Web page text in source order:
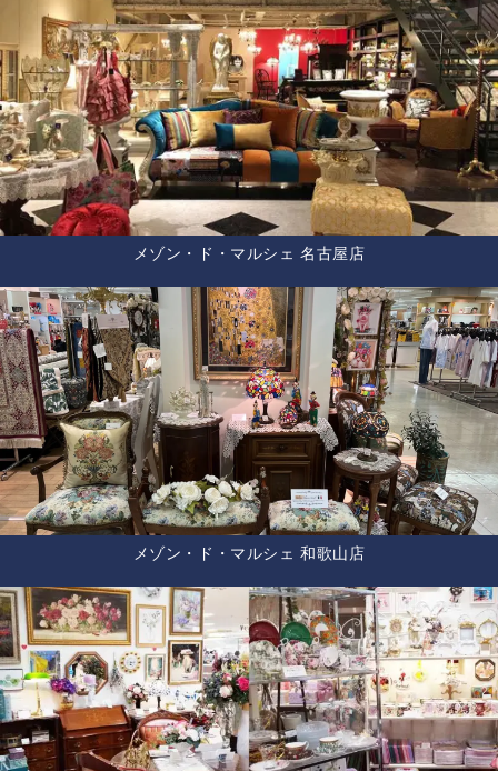
メゾン・ド・マルシェ 名古屋店
メゾン・ド・マルシェ 和歌山店